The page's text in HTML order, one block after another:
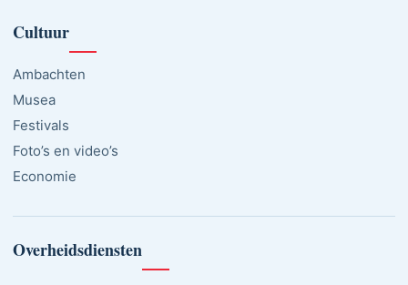
Cultuur
Ambachten
Musea
Festivals
Foto’s en video’s
Economie
Overheidsdiensten